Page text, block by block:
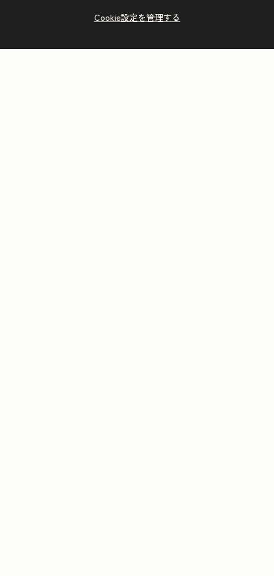
Cookie設定を管理する